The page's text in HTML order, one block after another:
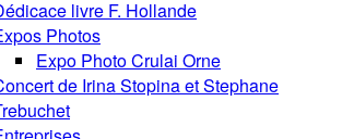
livre F. Hollande
Photos
Expo Photo Crulai Orne
de Irina Stopina et Stephane